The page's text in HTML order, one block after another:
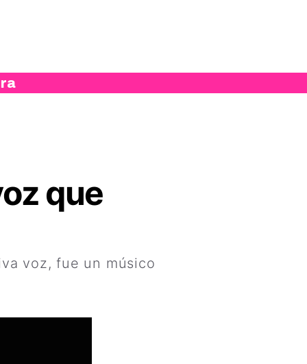
que
voz, fue un músico